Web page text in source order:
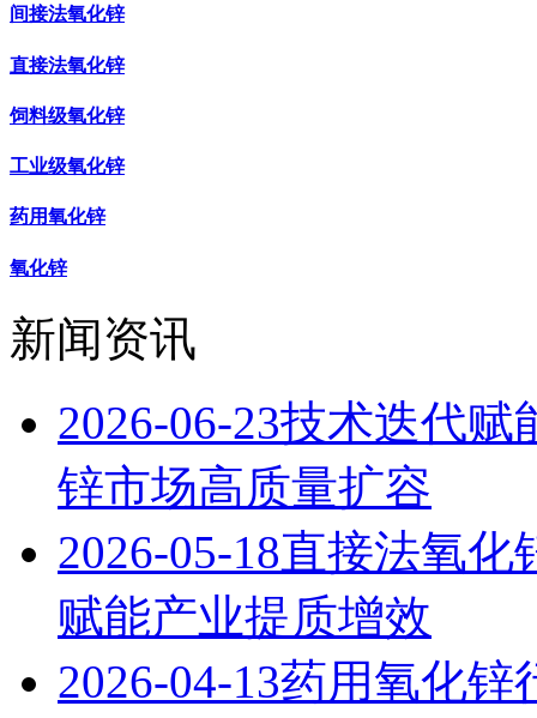
间接法氧化锌
直接法氧化锌
饲料级氧化锌
工业级氧化锌
药用氧化锌
氧化锌
新闻资讯
2026-06-23技术迭代赋
锌市场高质量扩容
2026-05-18直接法氧化
赋能产业提质增效
2026-04-13药用氧化锌